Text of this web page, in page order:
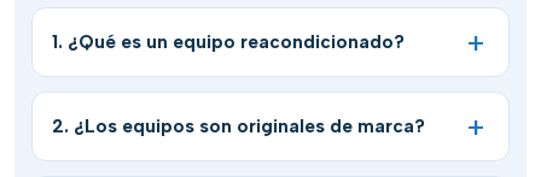
1. ¿Qué es un equipo reacondicionado?
2. ¿Los equipos son originales de marca?